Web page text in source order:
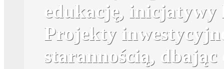
edukację, inicjatywy
Projekty
starannością, dbając